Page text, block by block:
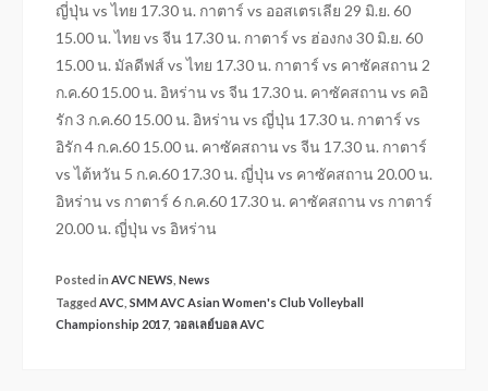
ญี่ปุ่น vs ไทย 17.30 น. กาตาร์ vs ออสเตรเลีย 29 มิ.ย. 60
15.00 น. ไทย vs จีน 17.30 น. กาตาร์ vs ฮ่องกง 30 มิ.ย. 60
15.00 น. มัลดีฟส์ vs ไทย 17.30 น. กาตาร์ vs คาซัคสถาน 2
ก.ค.60 15.00 น. อิหร่าน vs จีน 17.30 น. คาซัคสถาน vs คอิ
รัก 3 ก.ค.60 15.00 น. อิหร่าน vs ญี่ปุ่น 17.30 น. กาตาร์ vs
อิรัก 4 ก.ค.60 15.00 น. คาซัคสถาน vs จีน 17.30 น. กาตาร์
vs ไต้หวัน 5 ก.ค.60 17.30 น. ญี่ปุ่น vs คาซัคสถาน 20.00 น.
อิหร่าน vs กาตาร์ 6 ก.ค.60 17.30 น. คาซัคสถาน vs กาตาร์
20.00 น. ญี่ปุ่น vs อิหร่าน
Posted in AVC NEWS News
Tagged AVC SMM AVC Asian Women's Club Volleyball
Championship 2017, วอลเลย์บอล AVC